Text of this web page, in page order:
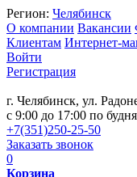
Регион: Челябинск
О компании Вакансии
Клиентам Интернет-
Войти
Регистрация
г. Челябинск, ул.
c 9:00 до 17:00 по
+7(351)250-25-50
Заказать звонок
0
Корзина